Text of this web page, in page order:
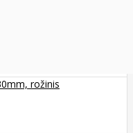
rožinis